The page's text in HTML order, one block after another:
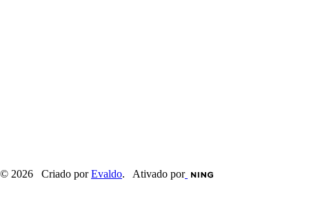
© 2026 Criado porEvaldo. Ativado por